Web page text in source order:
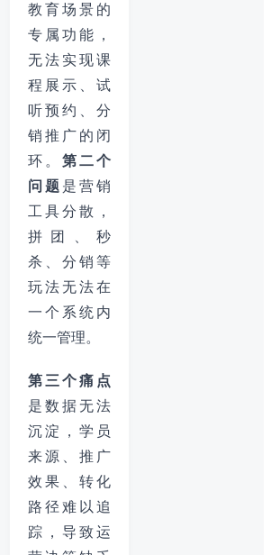
教育场景的
专属功能，
无法实现课
程展示、试
听预约、分
销推广的闭
环。 第二个
问题 是营销
工具分散，
拼团、秒
杀、分销等
玩法无法在
一个系统内
统一管理。
第三个痛点
是数据无法
沉淀，学员
来源、推广
效果、转化
路径难以追
踪，导致运